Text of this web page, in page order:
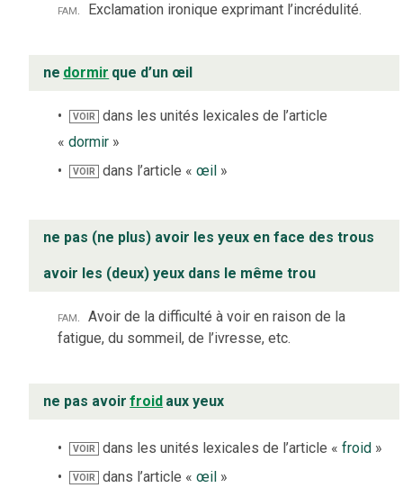
fam. Exclamation ironique exprimant l’incrédulité.
ne dormir que d’un œil
VOIR
dans les unités lexicales de l’article
« dormir »
VOIR dans l’article «œil »
ne pas (ne plus) avoir les yeux en face des trous
avoir les (deux) yeux dans le même trou
fam. Avoir de la difficulté à voir en raison de la
fatigue, du sommeil, de l’ivresse, etc.
ne pas avoir froid aux yeux
VOIR dans les unités lexicales de l’article «froid »
VOIR dans l’article «œil »